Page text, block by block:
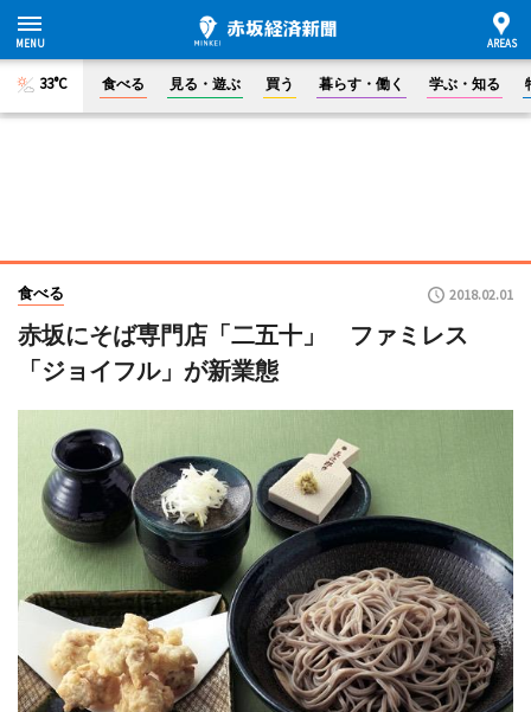
33°C 食べる 見る・遊ぶ 買う 暮らす・働く 学ぶ・知る
食べる 2018.02.01
赤坂にそば専門店「二五十」 ファミレス
「ジョイフル」が新業態